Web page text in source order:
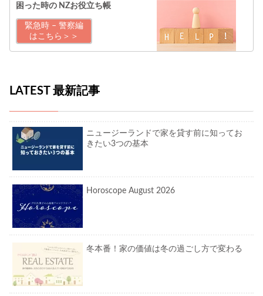
困った時の NZお役立ち帳
緊急時 – 警察編
はこちら＞＞
LATEST 最新記事
ニュージーランドで家を貸す前に知ってお
きたい3つの基本
Horoscope August 2026
冬本番！家の価値は冬の過ごし方で変わる